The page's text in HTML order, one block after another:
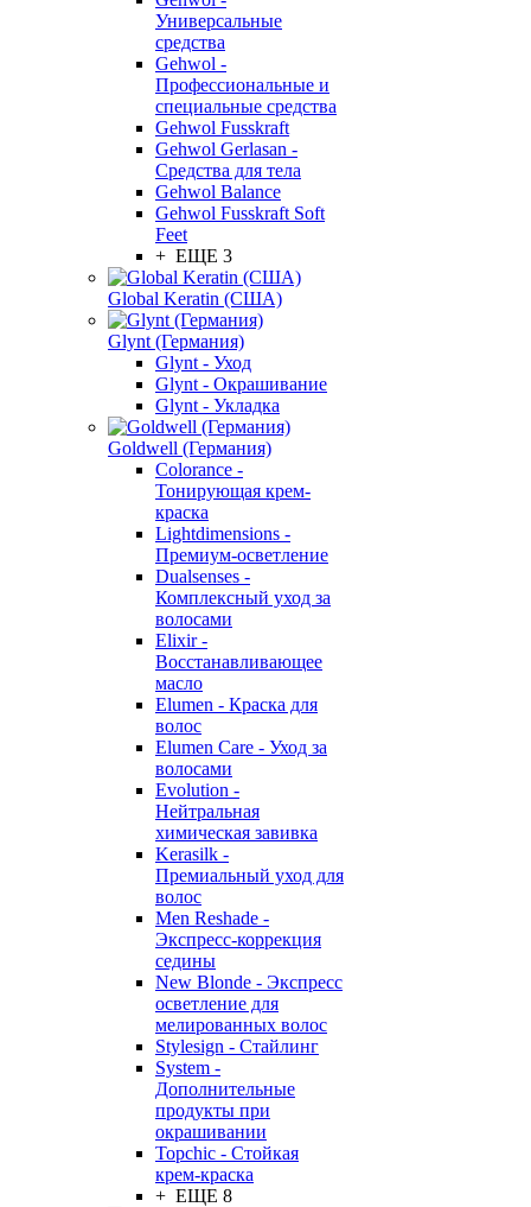
Универсальные
средства
Gehwol -
Профессиональные и
специальные средства
Gehwol Fusskraft
Gehwol Gerlasan -
Средства для тела
Gehwol Balance
Gehwol Fusskraft Soft
Feet
+ ЕЩЕ 3
Global Keratin (США)
Glynt (Германия)
Glynt - Уход
Glynt - Окрашивание
Glynt - Укладка
Goldwell (Германия)
Colorance -
Тонирующая крем-
краска
Lightdimensions -
Премиум-осветление
Dualsenses -
Комплексный уход за
волосами
Elixir -
Восстанавливающее
масло
Elumen - Краска для
волос
Elumen Care - Уход за
волосами
Evolution -
Нейтральная
химическая завивка
Kerasilk -
Премиальный уход для
волос
Men Reshade -
Экспресс-коррекция
седины
New Blonde - Экспресс
осветление для
мелированных волос
Stylesign - Стайлинг
System -
Дополнительные
продукты при
окрашивании
Topchic - Стойкая
крем-краска
+ ЕЩЕ 8